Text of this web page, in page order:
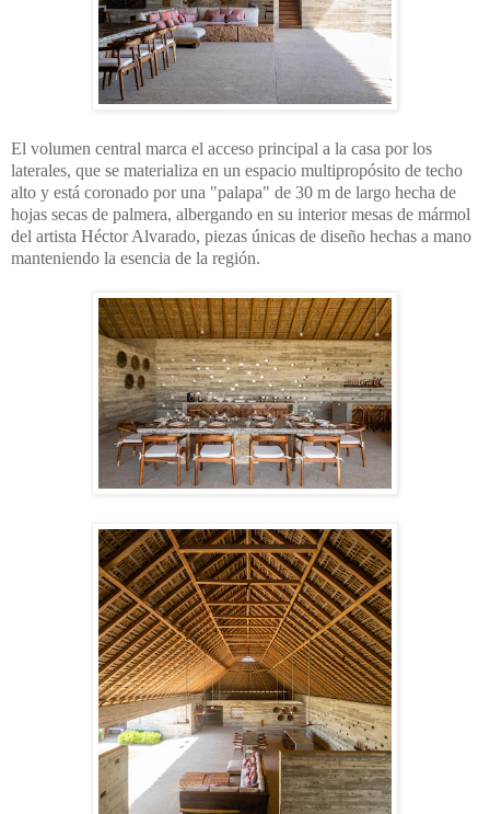
El volumen central marca el acceso principal a la casa por los
laterales, que se materializa en un espacio multipropósito de techo
alto y está coronado por una "palapa" de 30 m de largo hecha de
hojas secas de palmera, albergando en su interior mesas de mármol
del artista Héctor Alvarado, piezas únicas de diseño hechas a mano
manteniendo la esencia de la región.